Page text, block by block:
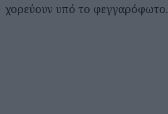
χορεύουν υπό το φεγγαρόφωτο.